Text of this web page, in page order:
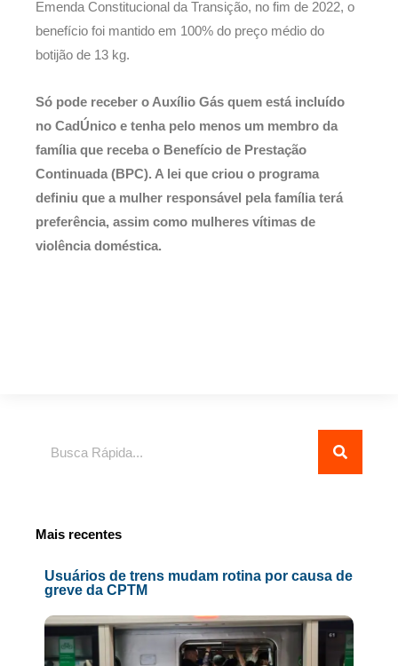
Emenda Constitucional da Transição, no fim de 2022, o
benefício foi mantido em 100% do preço médio do
botijão de 13 kg.
Só pode receber o Auxílio Gás quem está incluído
no CadÚnico e tenha pelo menos um membro da
família que receba o Benefício de Prestação
Continuada (BPC). A lei que criou o programa
definiu que a mulher responsável pela família terá
preferência, assim como mulheres vítimas de
violência doméstica.
Mais recentes
Usuários de trens mudam rotina por causa de
greve da CPTM